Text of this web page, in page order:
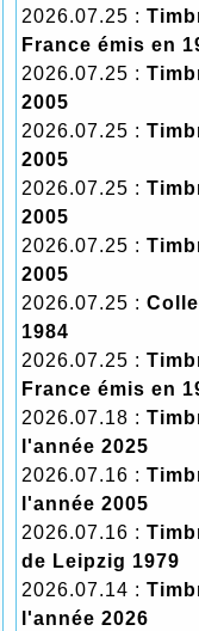
2026.07.25 :
France émis en
2026.07.25 :
2005
2026.07.25 :
2005
2026.07.25 :
2005
2026.07.25 :
2005
2026.07.25 :
1984
2026.07.25 :
France émis en
2026.07.18 :
l'année 2025
2026.07.16 :
l'année 2005
2026.07.16 :
de Leipzig 1979
2026.07.14 :
l'année 2026